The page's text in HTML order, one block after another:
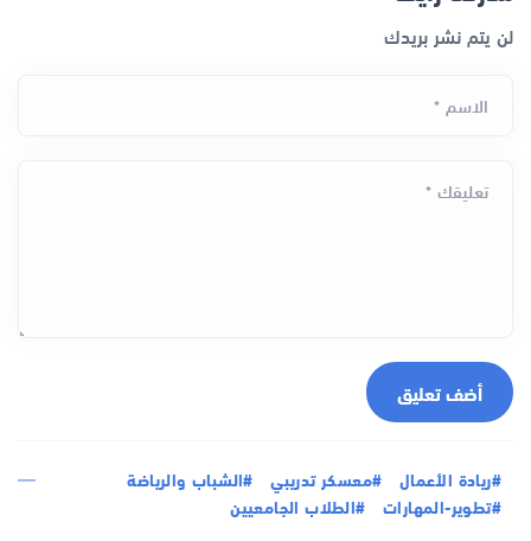
لن يتم نشر بريدك
الاسم *
تعليقك *
أضف تعليق
#ريادة الأعمال #معسكر تدريبي
#الشباب والرياضة
#تطوير-المهارات
#الطلاب الجامعيين